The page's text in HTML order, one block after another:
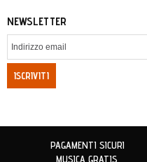
NEWSLETTER
ISCRIVITI
PAGAMENTI SICURI
MUSICA GRATIS